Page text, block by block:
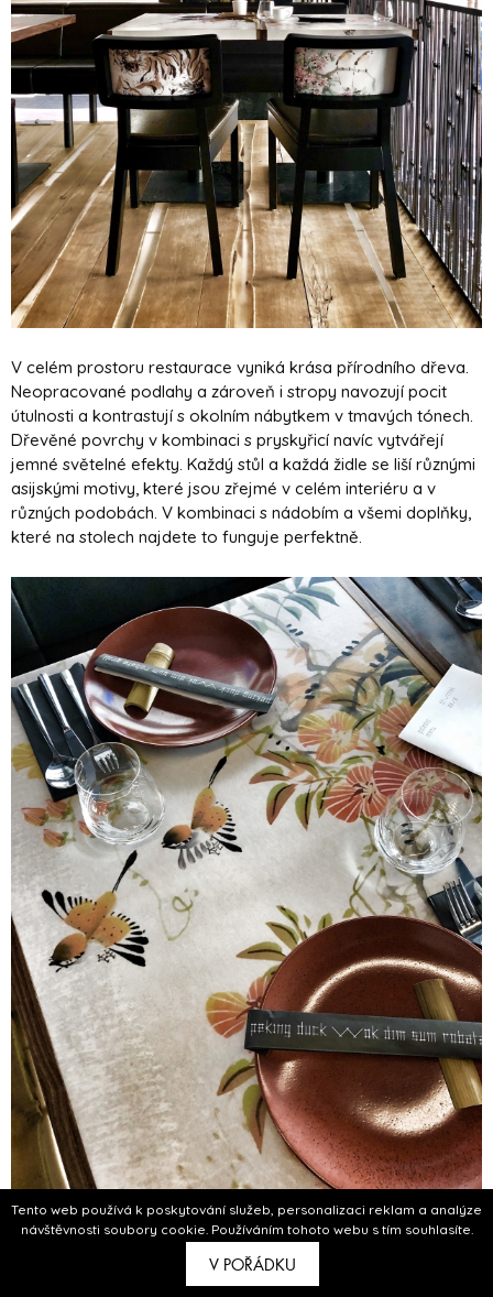
Tento web používá k poskytování služeb, personalizaci reklam a analýze
návštěvnosti soubory cookie. Používáním tohoto webu s tím souhlasíte.
V POŘÁDKU
V celém prostoru restaurace vyniká krása přírodního dřeva.
Neopracované podlahy a zároveň i stropy navozují pocit
útulnosti a kontrastují s okolním nábytkem v tmavých tónech.
Dřevěné povrchy v kombinaci s pryskyřicí navíc vytvářejí
jemné světelné efekty. Každý stůl a každá židle se liší různými
asijskými motivy, které jsou zřejmé v celém interiéru a v
různých podobách. V kombinaci s nádobím a všemi doplňky,
které na stolech najdete to funguje perfektně.